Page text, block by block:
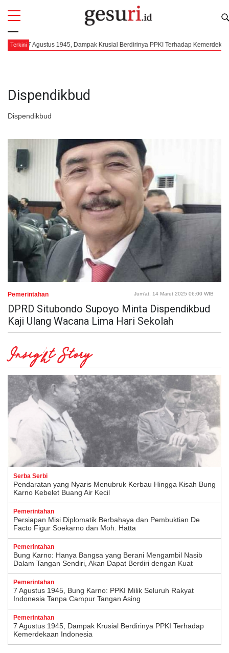
Terkini
7 Agustus 1945, Dampak Krusial Berdirinya PPKI Terhadap Kemerdekaan
Dispendikbud
Dispendikbud
All
Pemerintahan Jum'at, 14 Maret 2025 06:00 WIB
DPRD Situbondo Supoyo Minta Dispendikbud
Kaji Ulang Wacana Lima Hari Sekolah
Insight Story
Serba Serbi
Pendaratan yang Nyaris Menubruk Kerbau Hingga Kisah Bung
Karno Kebelet Buang Air Kecil
Pemerintahan
Persiapan Misi Diplomatik Berbahaya dan Pembuktian De
Facto Figur Soekarno dan Moh. Hatta
Pemerintahan
Bung Karno: Hanya Bangsa yang Berani Mengambil Nasib
Dalam Tangan Sendiri, Akan Dapat Berdiri dengan Kuat
Pemerintahan
7 Agustus 1945, Bung Karno: PPKI Milik Seluruh Rakyat
Indonesia Tanpa Campur Tangan Asing
Pemerintahan
7 Agustus 1945, Dampak Krusial Berdirinya PPKI Terhadap
Kemerdekaan Indonesia